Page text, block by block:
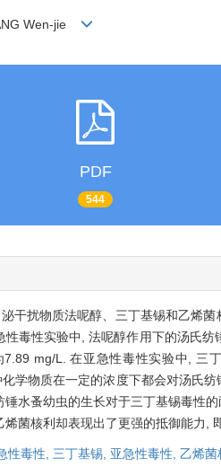
Wen-jie
PDF
544
干扰物质法呢醇、三丁基锡和乙烯
性毒性实验中, 法呢醇作用下的汤氏
mg/L. 在亚急性毒性实验中, 三
学物质在一定的浓度下都会对汤氏
水蚤幼虫的生长对于三丁基锡毒性
菌核利却表现出了更强的抵御能力,
性毒性, 三丁基锡, 亚急性毒性, 乙烯菌